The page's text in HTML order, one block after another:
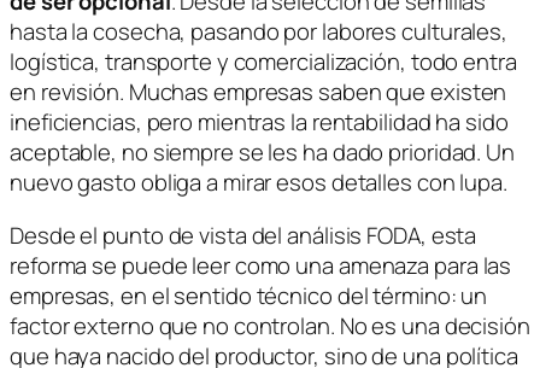
hasta la cosecha, pasando por labores culturales,
logística, transporte y comercialización, todo entra
en revisión. Muchas empresas saben que existen
ineficiencias, pero mientras la rentabilidad ha sido
aceptable, no siempre se les ha dado prioridad. Un
nuevo gasto obliga a mirar esos detalles con lupa.
Desde el punto de vista del análisis FODA, esta
reforma se puede leer como una amenaza para las
empresas, en el sentido técnico del término: un
factor externo que no controlan. No es una decisión
que haya nacido del productor, sino de una política